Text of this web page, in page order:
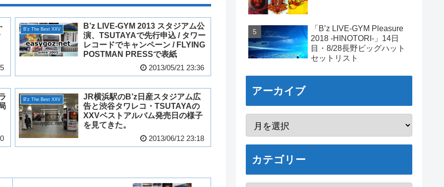
B'z The Best XXV
B’z LIVE-GYM 2013 スタジアム公
演、TSUTAYAで先行申込 / タワー
レコードでキャンペーン / FLYING
POSTMAN PRESSで表紙
2013/05/21 23:36
B'z The Best XXV
JR横浜駅のB’z日産スタジアム広
告と渋谷タワレコ・TSUTAYAの
XXVベストアルバム発売日の様子
を見てきた。
2013/06/12 23:18
「B’z LIVE-GYM Pleasure
2018 -HINOTORI-」14日
目・8/28長野ビッグハット
セットリスト
アーカイブ
カテゴリー